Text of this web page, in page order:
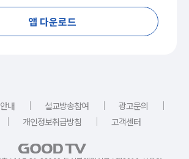
앱 다운로드
내 ｜ 설교방송참여 ｜ 광고문의
｜
｜ 개인정보취급방침 ｜ 고객센터